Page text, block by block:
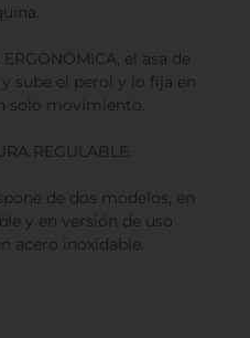
el asa de
sube el perol y lo fija en
solo movimiento.
REGULABLE.
de dos modelos, en
y en versión de uso
acero inoxidable.